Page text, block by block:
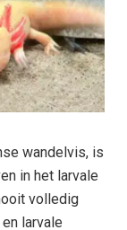
wandelvis, is
in het larvale
volledig
larvale